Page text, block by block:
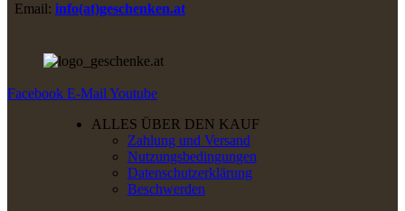
Email: info(at)geschenken.at
Facebook E-Mail Youtube
ALLES ÜBER DEN KAUF
Zahlung und Versand
Nutzungsbedingungen
Datenschutzerklärung
Beschwerden